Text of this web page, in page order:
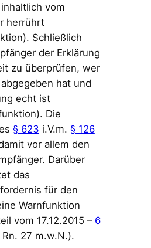
vom
herrührt
Schließlich
der Erklärung
zu überprüfen, wer
hat und
echt ist
Die
§ 623 i.V.m. § 126
vor allem den
Darüber
das
für den
Warnfunktion
vom 17.12.2015 – 6
Rn. 27 m.w.N.).